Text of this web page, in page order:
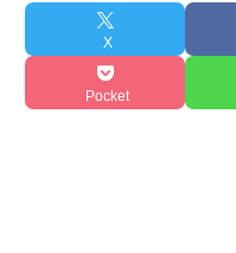
X
Pocket